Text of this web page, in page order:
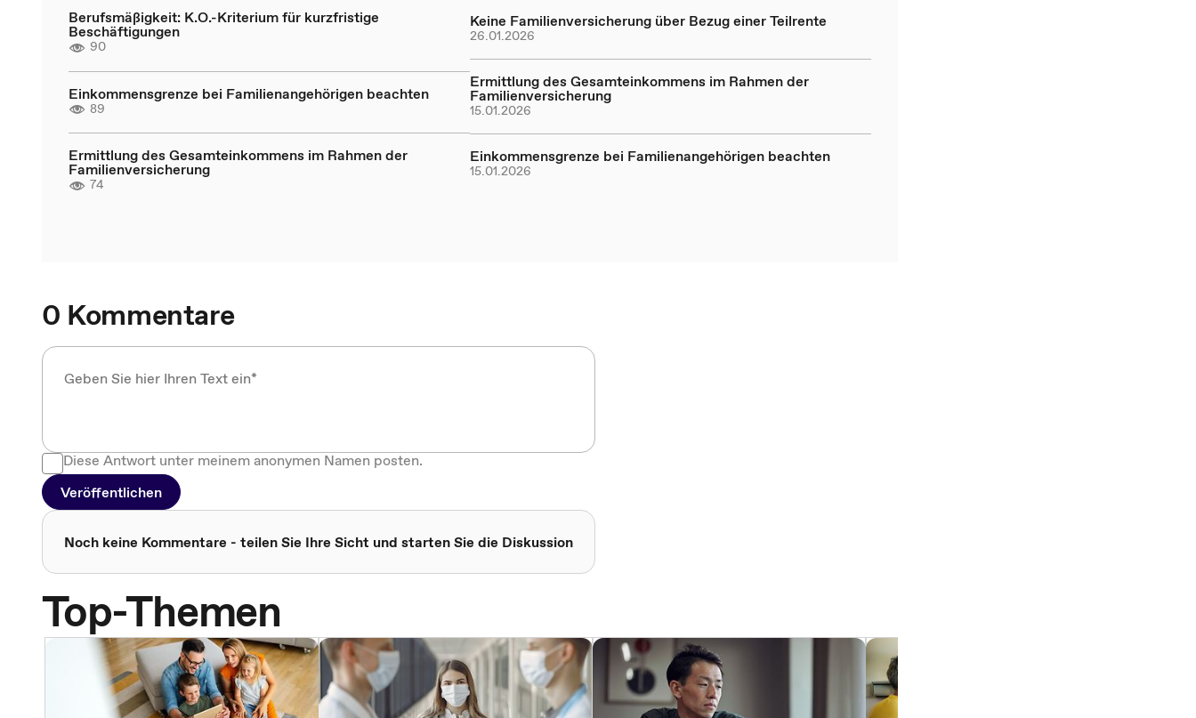
Berufsmäßigkeit: K.O.-Kriterium für kurzfristige
Beschäftigungen
90
Einkommensgrenze bei Familienangehörigen beachten
89
Ermittlung des Gesamteinkommens im Rahmen der
Familienversicherung
74
Keine Familienversicherung über Bezug einer Teilrente
26.01.2026
Ermittlung des Gesamteinkommens im Rahmen der
Familienversicherung
15.01.2026
Einkommensgrenze bei Familienangehörigen beachten
15.01.2026
0 Kommentare
Diese Antwort unter meinem anonymen Namen posten.
Veröffentlichen
Noch keine Kommentare - teilen Sie Ihre Sicht und starten Sie die Diskussion
Top-Themen